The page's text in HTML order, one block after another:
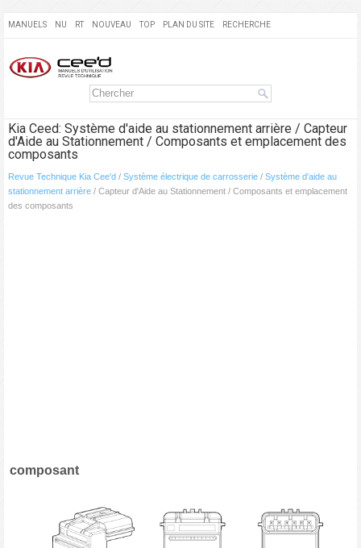
MANUELS NU RT NOUVEAU TOP PLAN DU SITE RECHERCHE
Kia Ceed: Système d′aide au stationnement arrière / Capteur
d'Aide au Stationnement / Composants et emplacement des
composants
Revue Technique Kia Cee'd / Système électrique de carrosserie / Système d′aide au
stationnement arrière / Capteur d'Aide au Stationnement / Composants et emplacement
des composants
composant